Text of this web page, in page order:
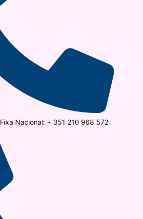
Nacional: + 351 210 968 572